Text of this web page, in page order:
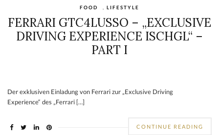
FOOD LIFESTYLE
FERRARI GTC4LUSSO – „EXCLUSIVE
DRIVING EXPERIENCE ISCHGL“ –
PART I
Der exklusiven Einladung von Ferrari zur „Exclusive Driving
Experience“ des „Ferrari […]
CONTINUE READING